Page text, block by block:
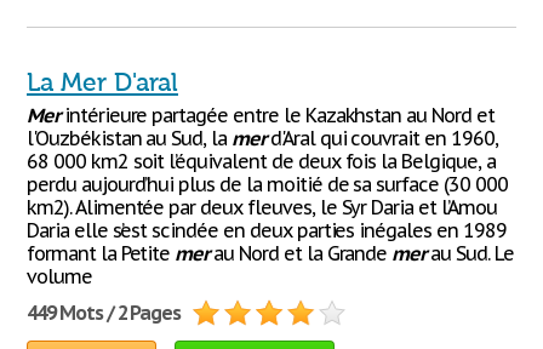
La Mer D'aral
Merintérieure partagée entre le Kazakhstan au Nord et
l'Ouzbékistan au Sud, la merd'Aral qui couvrait en 1960,
68 000 km2 soit l’équivalent de deux fois la Belgique, a
perdu aujourd’hui plus de la moitié de sa surface (30 000
km2). Alimentée par deux fleuves, le Syr Daria et l’Amou
Daria elle s’est scindée en deux parties inégales en 1989
formant la Petite merau Nord et la Grande merau Sud. Le
volume
449 Mots / 2 Pages